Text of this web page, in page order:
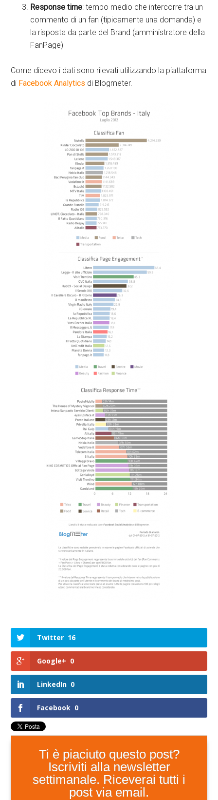
Response time: tempo medio che intercorre tra un
commento di un fan (tipicamente una domanda) e
la risposta da parte del Brand (amministratore della
FanPage)
Come dicevo i dati sono rilevati utilizzando la piattaforma
di Facebook Analytics di Blogmeter.
Twitter 16
Google+ 0
LinkedIn 0
Facebook 0
Ti è piaciuto questo post?
Iscriviti alla newsletter
settimanale. Riceverai tutti i
post via email.